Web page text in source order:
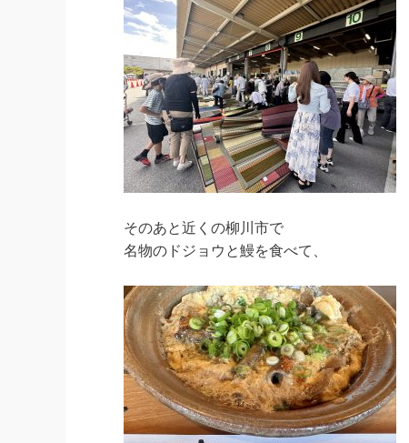
そのあと近くの柳川市で
名物のドジョウと鰻を食べて、